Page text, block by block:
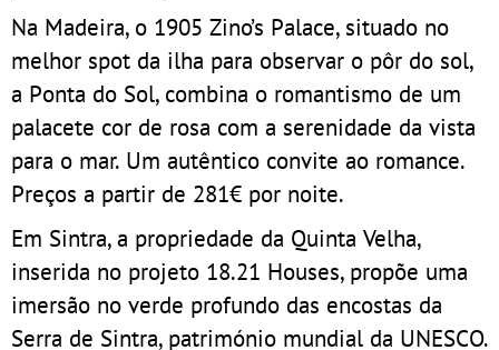
Na Madeira, o 1905 Zino’s Palace, situado no
melhor spot da ilha para observar o pôr do sol,
a Ponta do Sol, combina o romantismo de um
palacete cor de rosa com a serenidade da vista
para o mar. Um autêntico convite ao romance.
Preços a partir de 281€ por noite.
Em Sintra, a propriedade da Quinta Velha,
inserida no projeto 18.21 Houses, propõe uma
imersão no verde profundo das encostas da
Serra de Sintra, património mundial da UNESCO.